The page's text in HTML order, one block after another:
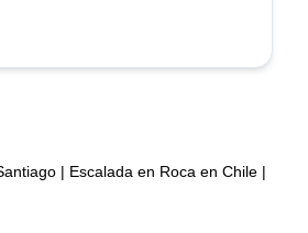
| Escalada en Roca en Chile |